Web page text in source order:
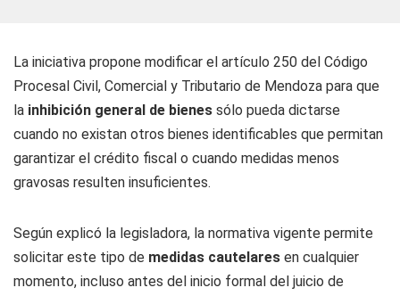
La iniciativa propone modificar el artículo 250 del Código
Procesal Civil, Comercial y Tributario de Mendoza para que
la inhibición general de bienes sólo pueda dictarse
cuando no existan otros bienes identificables que permitan
garantizar el crédito fiscal o cuando medidas menos
gravosas resulten insuficientes.
Según explicó la legisladora, la normativa vigente permite
solicitar este tipo de medidas cautelares en cualquier
momento, incluso antes del inicio formal del juicio de